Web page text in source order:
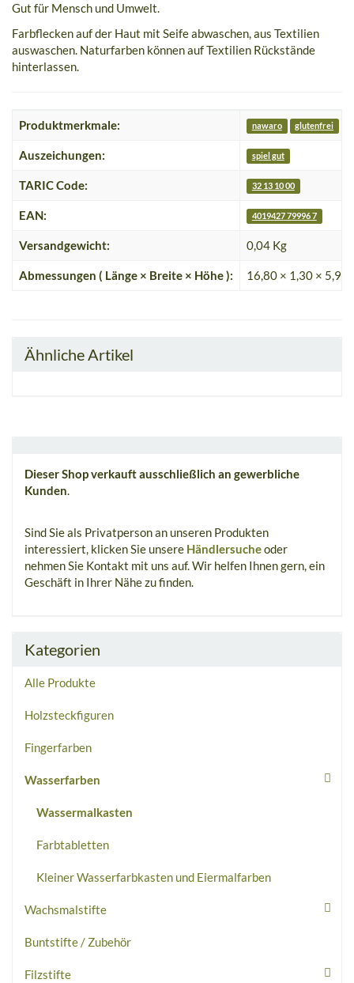
Gut für Mensch und Umwelt.
Farbflecken auf der Haut mit Seife abwaschen, aus Textilien
auswaschen. Naturfarben können auf Textilien Rückstände
hinterlassen.
Produktmerkmale: nawaro glutenfrei
Auszeichungen: spiel gut
TARIC Code: 32 13 10 00
EAN: 4019427 79996 7
Versandgewicht: 0,04 Kg
Abmessungen ( Länge × Breite × Höhe ): 16,80 × 1,30 × 5,90
Ähnliche Artikel
Dieser Shop verkauft ausschließlich an gewerbliche
Kunden.
Sind Sie als Privatperson an unseren Produkten
interessiert, klicken Sie unsere Händlersucheoder
nehmen Sie Kontakt mit uns auf. Wir helfen Ihnen gern, ein
Geschäft in Ihrer Nähe zu finden.
Kategorien
Alle Produkte
Holzsteckfiguren
Fingerfarben
Wasserfarben
Wassermalkasten
Farbtabletten
Kleiner Wasserfarbkasten und Eiermalfarben
Wachsmalstifte
Buntstifte / Zubehör
Filzstifte